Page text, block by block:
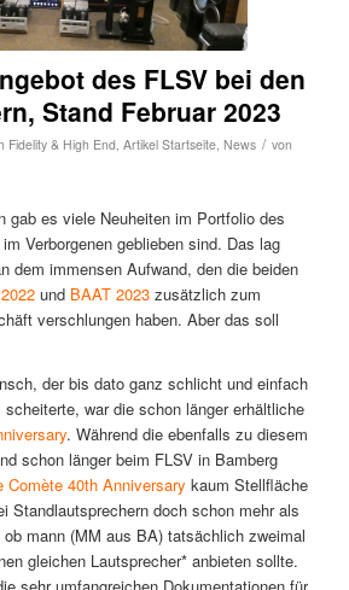
des FLSV bei den
Stand Februar 2023
Fidelity & High End, Artikel Startseite, News / von
gab es viele Neuheiten im Portfolio des
Verborgenen geblieben sind. Das lag
dem immensen Aufwand, den die beiden
und BAAT 2023zusätzlich zum
verschlungen haben. Aber das soll
der bis dato ganz schlicht und einfach
war die schon länger erhältliche
. Während die ebenfalls zu diesem
schon länger beim FLSV in Bamberg
Comète 40th Anniversary kaum Stellfläche
Standlautsprechern doch schon mehr als
mann (MM aus BA) tatsächlich zweimal
gleichen Lautsprecher* anbieten sollte.